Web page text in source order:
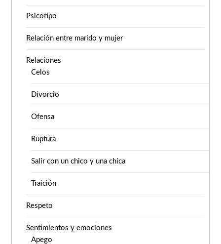
Psicotipo
Relación entre marido y mujer
Relaciones
Celos
Divorcio
Ofensa
Ruptura
Salir con un chico y una chica
Traición
Respeto
Sentimientos y emociones
Apego